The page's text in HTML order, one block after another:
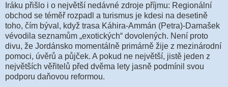
Iráku přišlo i o největší nedávné zdroje příjmu: Regionální
obchod se téměř rozpadl a turismus je kdesi na desetině
toho, čím býval, když trasa Káhira-Ammán (Petra)-Damašek
vévodila seznamům „exotických“ dovolených. Není proto
divu, že Jordánsko momentálně primárně žije z mezinárodní
pomoci, úvěrů a půjček. A pokud ne největší, jistě jeden z
největších věřitelů před dvěma lety jasně podmínil svou
podporu daňovou reformou.